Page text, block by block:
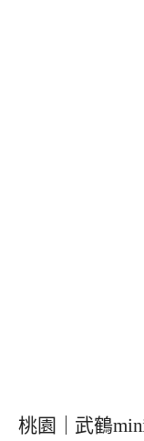
桃園｜武鶴